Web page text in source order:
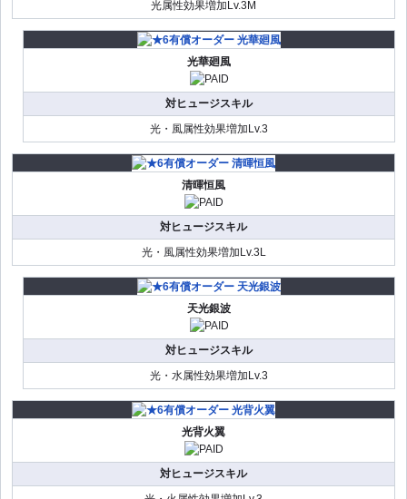
光属性効果増加Lv.3M
光華廻風
対ヒュージスキル
光・風属性効果増加Lv.3
清暉恒風
対ヒュージスキル
光・風属性効果増加Lv.3L
天光銀波
対ヒュージスキル
光・水属性効果増加Lv.3
光背火翼
対ヒュージスキル